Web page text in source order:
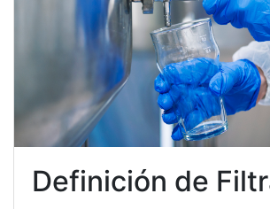
Definición de